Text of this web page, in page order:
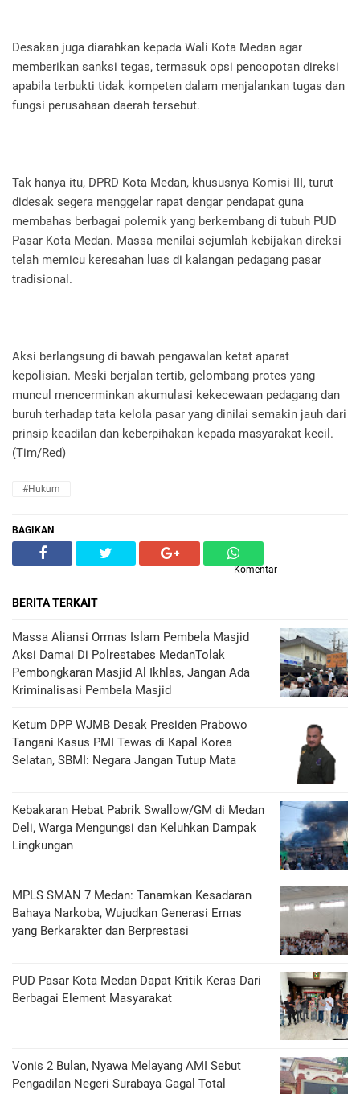
Desakan juga diarahkan kepada Wali Kota Medan agar
memberikan sanksi tegas, termasuk opsi pencopotan direksi
apabila terbukti tidak kompeten dalam menjalankan tugas dan
fungsi perusahaan daerah tersebut.
Tak hanya itu, DPRD Kota Medan, khususnya Komisi III, turut
didesak segera menggelar rapat dengar pendapat guna
membahas berbagai polemik yang berkembang di tubuh PUD
Pasar Kota Medan. Massa menilai sejumlah kebijakan direksi
telah memicu keresahan luas di kalangan pedagang pasar
tradisional.
Aksi berlangsung di bawah pengawalan ketat aparat
kepolisian. Meski berjalan tertib, gelombang protes yang
muncul mencerminkan akumulasi kekecewaan pedagang dan
buruh terhadap tata kelola pasar yang dinilai semakin jauh dari
prinsip keadilan dan keberpihakan kepada masyarakat kecil.
(Tim/Red)
#hukum
BAGIKAN
Komentar
BERITA TERKAIT
Massa Aliansi Ormas Islam Pembela Masjid
Aksi Damai Di Polrestabes MedanTolak
Pembongkaran Masjid Al Ikhlas, Jangan Ada
Kriminalisasi Pembela Masjid
Ketum DPP WJMB Desak Presiden Prabowo
Tangani Kasus PMI Tewas di Kapal Korea
Selatan, SBMI: Negara Jangan Tutup Mata
Kebakaran Hebat Pabrik Swallow/GM di Medan
Deli, Warga Mengungsi dan Keluhkan Dampak
Lingkungan
MPLS SMAN 7 Medan: Tanamkan Kesadaran
Bahaya Narkoba, Wujudkan Generasi Emas
yang Berkarakter dan Berprestasi
PUD Pasar Kota Medan Dapat Kritik Keras Dari
Berbagai Element Masyarakat
Vonis 2 Bulan, Nyawa Melayang AMI Sebut
Pengadilan Negeri Surabaya Gagal Total